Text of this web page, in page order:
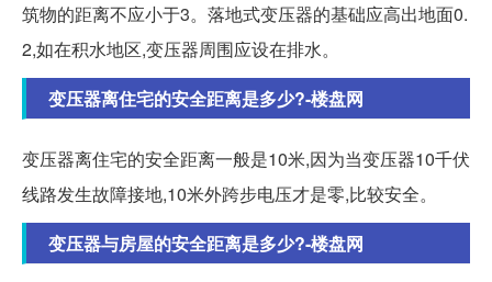
筑物的距离不应小于3。落地式变压器的基础应高出地面0.
2,如在积水地区,变压器周围应设在排水。
变压器离住宅的安全距离是多少?-楼盘网
变压器离住宅的安全距离一般是10米,因为当变压器10千伏
线路发生故障接地,10米外跨步电压才是零,比较安全。
变压器与房屋的安全距离是多少?-楼盘网